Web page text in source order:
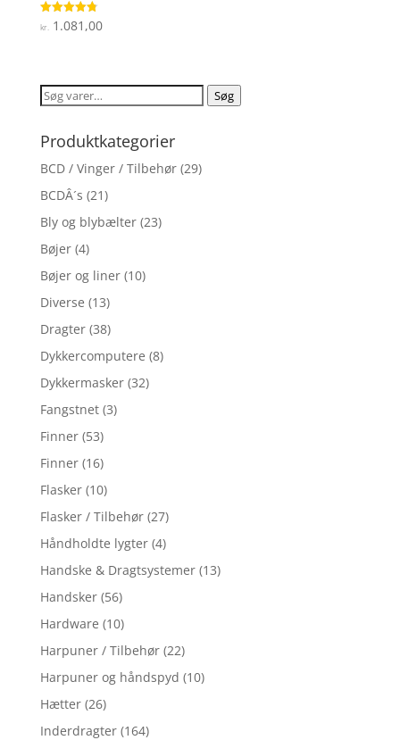
Vurderet
4.8
kr. 1.081,00
Søg
Søg
Produktkategorier
BCD / Vinger / Tilbehør (29)
BCDÂ´s (21)
Bly og blybælter (23)
Bøjer (4)
Bøjer og liner (10)
Diverse (13)
Dragter (38)
Dykkercomputere (8)
Dykkermasker (32)
Fangstnet (3)
Finner (53)
Finner (16)
Flasker (10)
Flasker / Tilbehør (27)
Håndholdte lygter (4)
Handske & Dragtsystemer (13)
Handsker (56)
Hardware (10)
Harpuner / Tilbehør (22)
Harpuner og håndspyd (10)
Hætter (26)
Inderdragter (164)